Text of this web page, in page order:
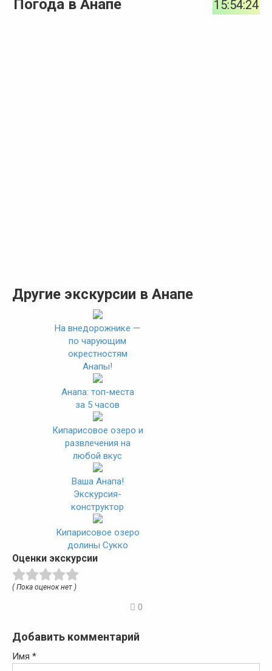
Погода в Анапе 15:54:24
Другие экскурсии в Анапе
На внедорожнике —
по чарующим
окрестностям
Анапы!
Анапа: топ-места
за 5 часов
Кипарисовое озеро и
развлечения на
любой вкус
Ваша Анапа!
Экскурсия-
конструктор
Кипарисовое озеро
долины Сукко
Оценки экскурсии
( Пока оценок нет )
0
Добавить комментарий
Имя *